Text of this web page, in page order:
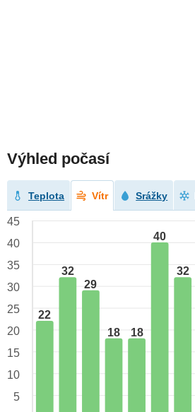
Výhled počasí
Teplota Vítr Srážky
22
32
29
18 18
40
32
45
40
35
30
25
20
15
10
5